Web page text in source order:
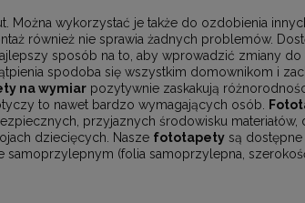
Można wykorzystać je także do ozdobienia
również nie sprawia żadnych problemów.
sposób na to, aby wprowadzić zmiany
spodoba się wszystkim domownikom i
na wymiarpozytywnie zaskakują
to nawet bardzo wymagających osób.
przyjaznych środowisku materiałów,
dziecięcych. Nasze fototapetysą dostępne
samoprzylepnym (folia samoprzylepna,